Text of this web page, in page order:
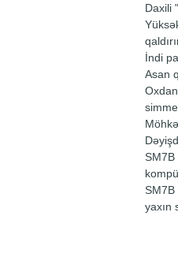
Daxili
İndi
Asan
SM7B
SM7B
yaxın